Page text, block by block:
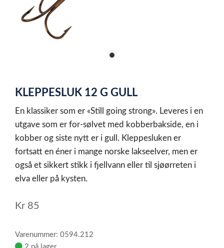
item
of
1
KLEPPESLUK 12 G GULL
En klassiker som er «Still going strong». Leveres i en
utgave som er for-sølvet med kobberbakside, en i
kobber og siste nytt er i gull. Kleppesluken er
fortsatt en éner i mange norske lakseelver, men er
også et sikkert stikk i fjellvann eller til sjøørreten i
elva eller på kysten.
Kr 85
Varenummer: 0594.212